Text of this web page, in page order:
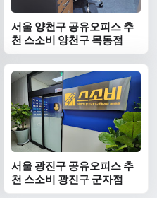
서울 양천구 공유오피스 추
천 스소비 양천구 목동점
서울 광진구 공유오피스 추
천 스소비 광진구 군자점